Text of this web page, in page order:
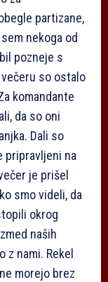
partizane,
nekoga od
pozneje s
so ostalo
komandante
da so oni
Dali so
pripravljeni na
je prišel
smo videli, da
okrog
naših
z nami. Rekel
morejo brez